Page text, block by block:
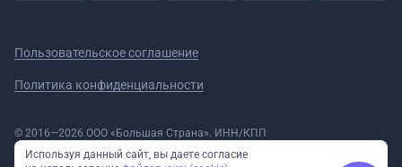
Пользовательское соглашение
Политика конфиденциальности
© 2016—2026 ООО «Большая Страна». ИНН/КПП
5908078160/590801001 ОГРН 1185958020533
Номер в реестре Роскомнадзора № 59-18-006319 (Приказ № 321 от
Используя данный сайт, вы даете согласие